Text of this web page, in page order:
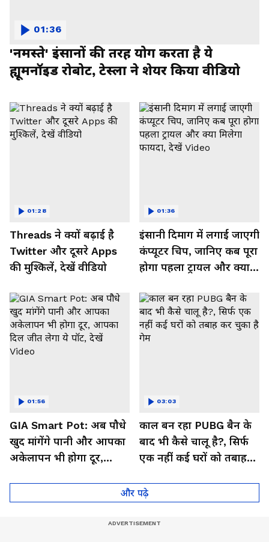
'नमस्ते' इंसानों की तरह योग करता है ये
ह्यूमनॉइड रोबोट, टेस्ला ने शेयर किया वीडियो
01:36
Threads ने क्यों बढ़ाई है
Twitter और दूसरे Apps
की मुश्किलें, देखें वीडियो
01:28
इंसानी दिमाग में लगाई जाएगी
कंप्यूटर चिप, जानिए कब पूरा
होगा पहला ट्रायल और क्या
01:36
GIA Smart Pot: अब पौधे
खुद मांगेंगे पानी और आपका
अकेलापन भी होगा दूर,
01:56
काल बन रहा PUBG बैन के
बाद भी कैसे चालू है?, सिर्फ
एक नहीं कई घरों को तबाह
03:03
और पढ़े